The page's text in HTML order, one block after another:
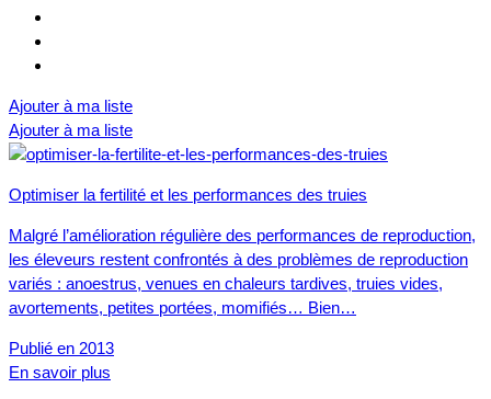
Ajouter à ma liste
Ajouter à ma liste
Optimiser la fertilité et les performances des truies
Malgré l’amélioration régulière des performances de reproduction,
les éleveurs restent confrontés à des problèmes de reproduction
variés : anoestrus, venues en chaleurs tardives, truies vides,
avortements, petites portées, momifiés… Bien…
Publié en 2013
En savoir plus